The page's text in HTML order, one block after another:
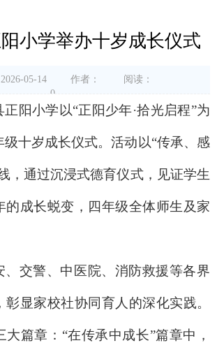
小学举办十岁成长仪式
05-14 作者：
阅读：
0
阳小学以“正阳少年·拾光启程”为
级十岁成长仪式。活动以“传承、感
，通过沉浸式德育仪式，见证学生
的成长蜕变，四年级全体师生及家
、交警、中医院、消防救援等各界
显家校社协同育人的深化实践。
篇章：“在传承中成长”篇章中，